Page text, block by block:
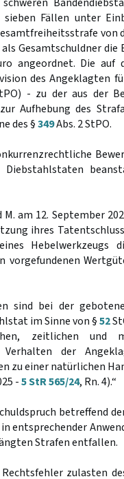
Fällen unter
von
Gesamtschuldner die
angeordnet. Die auf
des Angeklagten
- zu der aus der
Aufhebung des
des §349Abs. 2 StPO.
am 12. September
ihres
Hebelwerkzeugs
vorgefundenen
sind bei der
im Sinne von §52
zeitlichen und
Verhalten der
zu einer natürlichen
-5 StR 565/24, Rn. 4).“
betreffend
entsprechender
Strafen entfallen.
zulasten